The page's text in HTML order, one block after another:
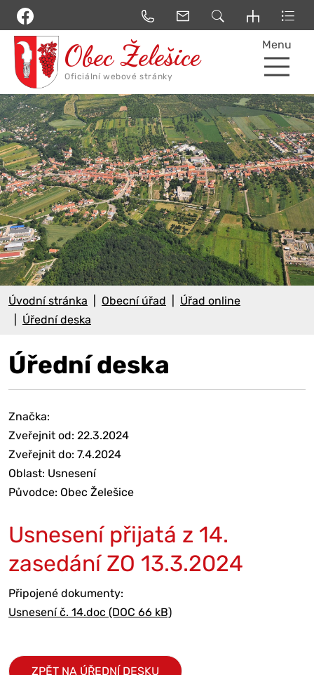
Menu
Úvodní stránka Obecní úřad
Úřad online
Úřední deska
Úřední deska
Značka:
Zveřejnit od: 22.3.2024
Zveřejnit do: 7.4.2024
Oblast: Usnesení
Původce: Obec Želešice
Usnesení přijatá z 14.
zasedání ZO 13.3.2024
Připojené dokumenty:
Usnesení č. 14.doc (DOC 66 kB)
ZPĚT NA ÚŘEDNÍ DESKU